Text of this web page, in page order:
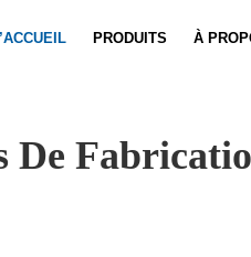
PRODUITS À
De